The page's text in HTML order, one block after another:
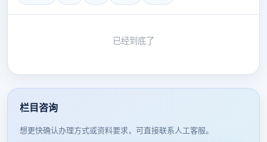
已经到底了
栏目咨询
想更快确认办理方式或资料要求，可直接联系人工客服。